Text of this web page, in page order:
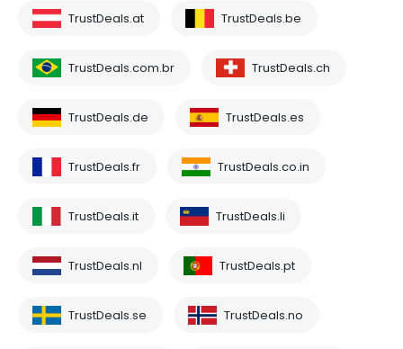
TrustDeals.at TrustDeals.be
TrustDeals.com.br TrustDeals.ch
TrustDeals.de TrustDeals.es
TrustDeals.fr TrustDeals.co.in
TrustDeals.it TrustDeals.li
TrustDeals.nl TrustDeals.pt
TrustDeals.se TrustDeals.no